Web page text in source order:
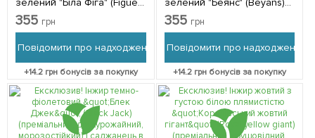
зелений "Біла Фіга" (Figue
White) (преміальний, двох
урожайний, самоплідний
упаковці 1 саджанець в
упаковці
355 грн
Повідомити про надходження
+14.2 грн бонусів за покупку
зелений "Беянс" (Beyans)
(премальний,
ремонтантний,
саджанець в упаковці 1
саджанець в упаковці
355 грн
Повідомити про надходження
+14.2грн бонусів за покупку